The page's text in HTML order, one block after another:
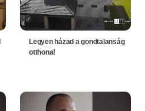
Legyen házad a gondtalanság
otthona!